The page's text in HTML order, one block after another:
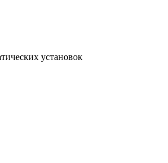
установок